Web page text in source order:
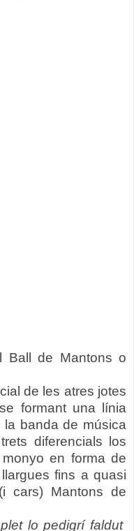
Ball de Mantons o
de les atres jotes
formant una línia
la banda de música
diferencials los
en forma de
fins a quasi
cars) Mantons de
lo pedigrí faldut